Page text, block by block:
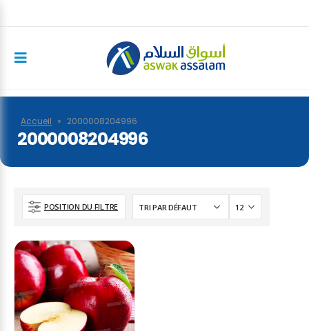
Accueil » 2000008204996
2000008204996
POSITION DU FILTRE